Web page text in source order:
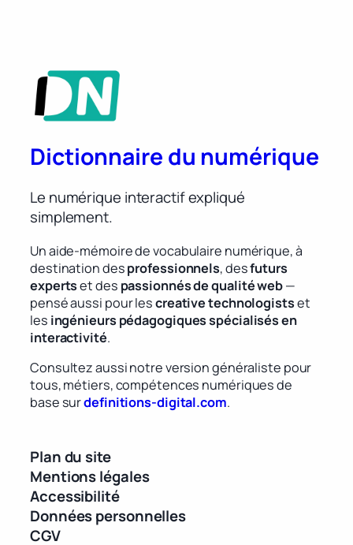
Dictionnaire du numérique
Le numérique interactif expliqué
simplement.
Un aide-mémoire de vocabulaire numérique, à
destination desprofessionnels, desfuturs
expertset des passionnés de qualité web—
pensé aussi pour lescreative technologistset
les ingénieurs pédagogiques spécialisés en
interactivité.
Consultez aussi notre version généraliste pour
tous, métiers, compétences numériques de
base surdefinitions-digital.com.
Plan du site
Mentions légales
Accessibilité
Données personnelles
CGV